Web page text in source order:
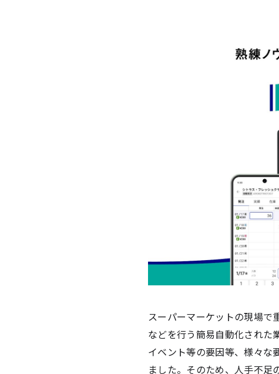
スーパーマーケットの現場で
などを行う簡易自動化された
イベント等の要因等、様々な
ました。そのため、人手不